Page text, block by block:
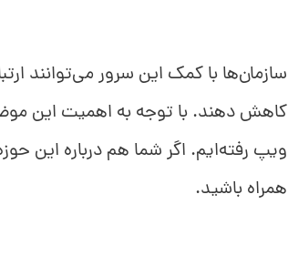
سازمان‌ها با کمک این سرور می‌توانند
کاهش دهند. با توجه به اهمیت این
ویپ رفته‌ایم. اگر شما هم درباره این
همراه باشید.